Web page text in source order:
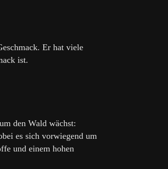
Er hat viele
ist.
den Wald wächst:
es sich vorwiegend um
und einem hohen